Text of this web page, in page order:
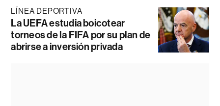
LÍNEA DEPORTIVA
La UEFA estudia boicotear
torneos de la FIFA por su plan de
abrirse a inversión privada